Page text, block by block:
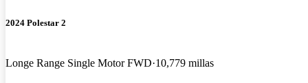
2024 Polestar 2
Longe Range Single Motor FWD 10,779 millas